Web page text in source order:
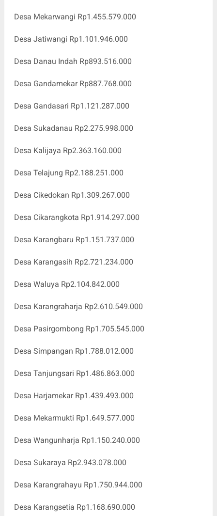
Desa Mekarwangi Rp1.455.579.000
Desa Jatiwangi Rp1.101.946.000
Desa Danau Indah Rp893.516.000
Desa Gandamekar Rp887.768.000
Desa Gandasari Rp1.121.287.000
Desa Sukadanau Rp2.275.998.000
Desa Kalijaya Rp2.363.160.000
Desa Telajung Rp2.188.251.000
Desa Cikedokan Rp1.309.267.000
Desa Cikarangkota Rp1.914.297.000
Desa Karangbaru Rp1.151.737.000
Desa Karangasih Rp2.721.234.000
Desa Waluya Rp2.104.842.000
Desa Karangraharja Rp2.610.549.000
Desa Pasirgombong Rp1.705.545.000
Desa Simpangan Rp1.788.012.000
Desa Tanjungsari Rp1.486.863.000
Desa Harjamekar Rp1.439.493.000
Desa Mekarmukti Rp1.649.577.000
Desa Wangunharja Rp1.150.240.000
Desa Sukaraya Rp2.943.078.000
Desa Karangrahayu Rp1.750.944.000
Desa Karangsetia Rp1.168.690.000